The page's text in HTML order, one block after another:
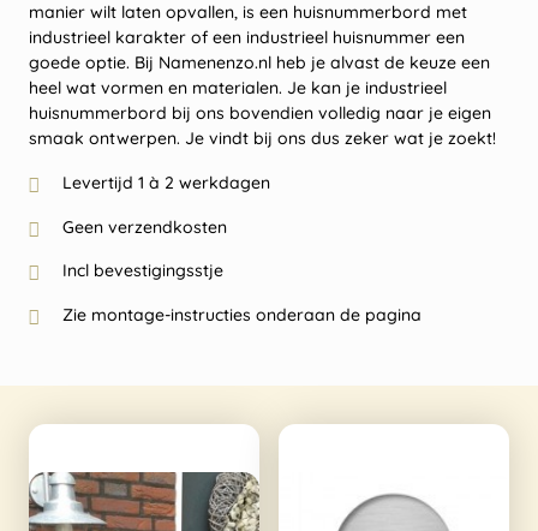
manier wilt laten opvallen, is een huisnummerbord met
industrieel karakter of een industrieel huisnummer een
goede optie. Bij Namenenzo.nl heb je alvast de keuze een
heel wat vormen en materialen. Je kan je industrieel
huisnummerbord bij ons bovendien volledig naar je eigen
smaak ontwerpen. Je vindt bij ons dus zeker wat je zoekt!
Levertijd 1 à 2 werkdagen
Geen verzendkosten
Incl bevestigingsstje
Zie montage-instructies onderaan de pagina